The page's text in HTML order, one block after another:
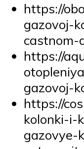
https://
gazovoj-
castnom-
https://
gazovoj-
https://
kolonki-i-
gazovye-